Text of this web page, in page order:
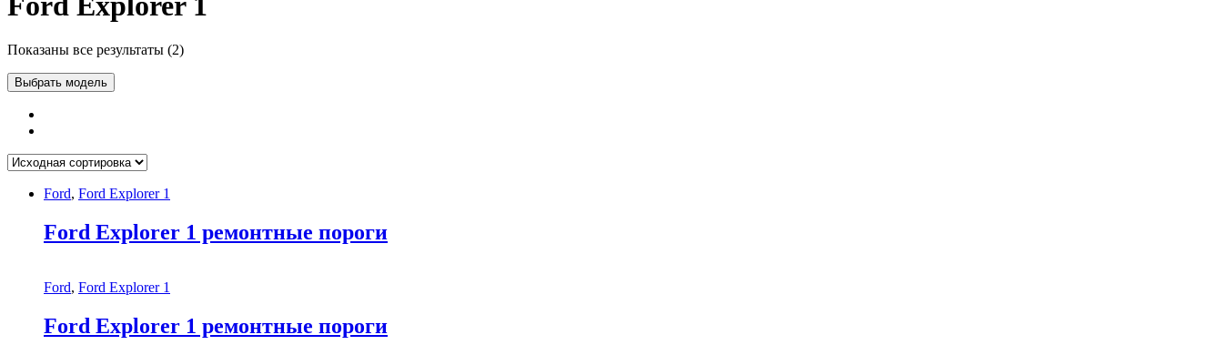
Показаны все результаты (2)
Выбрать модель
Ford, Ford Explorer 1
Ford Explorer 1 ремонтные пороги
Ford, Ford Explorer 1
Ford Explorer 1 ремонтные пороги